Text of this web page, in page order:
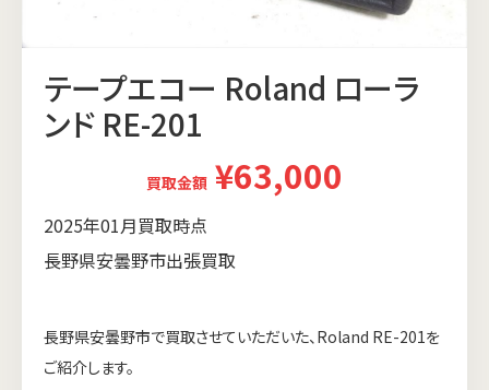
テープエコー Roland ローラ
ンド RE-201
買取金額 ¥63,000
2025年01月買取時点
長野県安曇野市出張買取
長野県安曇野市で買取させていただいた、Roland RE-201を
ご紹介します。